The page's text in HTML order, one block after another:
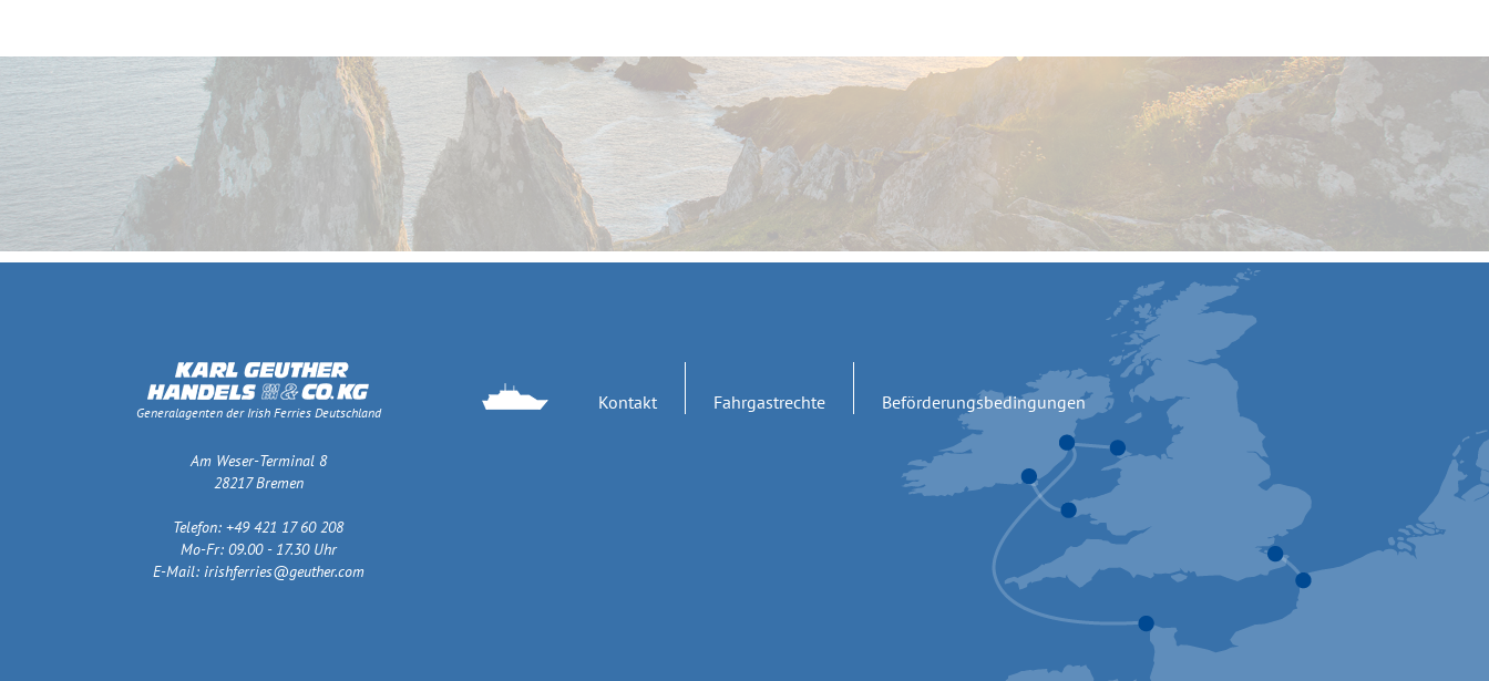
Generalagenten der Irish Ferries Deutschland
Am Weser-Terminal 8
28217 Bremen
Telefon: +49 421 17 60 208
Mo-Fr: 09.00 - 17.30 Uhr
E-Mail: irishferries@geuther.com
Kontakt Fahrgastrechte Beförderungsbedingungen